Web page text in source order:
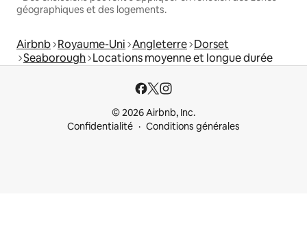
géographiques et des logements.
Airbnb Royaume-Uni Angleterre Dorset
Seaborough Locations moyenne et longue durée
© 2026 Airbnb, Inc.
Confidentialité
Conditions générales